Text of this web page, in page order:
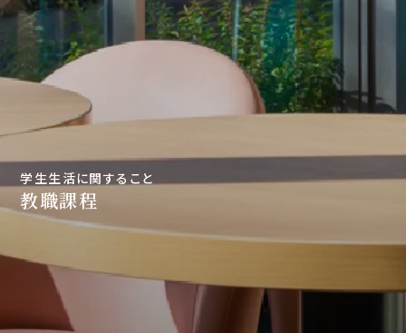
学生生活に関すること
教職課程